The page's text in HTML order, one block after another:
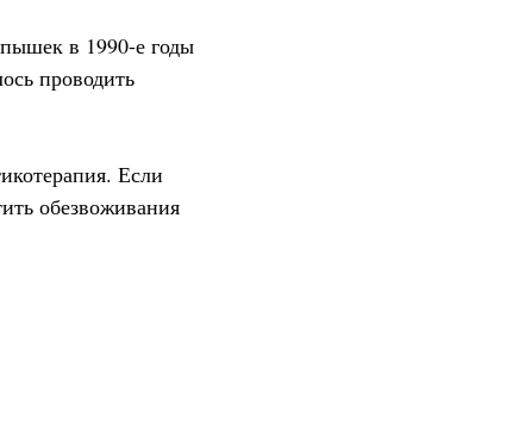
в 1990-е годы
проводить
Если
обезвоживания